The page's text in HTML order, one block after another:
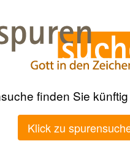
finden Sie
Klick zu